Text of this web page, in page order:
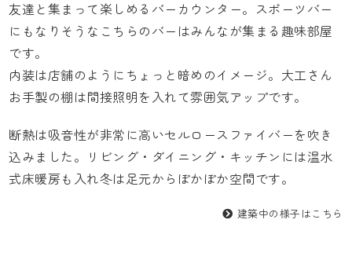
友達と集まって楽しめるバーカウンター。スポーツバー
にもなりそうなこちらのバーはみんなが集まる趣味部屋
です。
内装は店舗のようにちょっと暗めのイメージ。大工さん
お手製の棚は間接照明を入れて雰囲気アップです。
断熱は吸音性が非常に高いセルロースファイバーを吹き
込みました。リビング・ダイニング・キッチンには温水
式床暖房も入れ冬は足元からぽかぽか空間です。
建築中の様子はこちら